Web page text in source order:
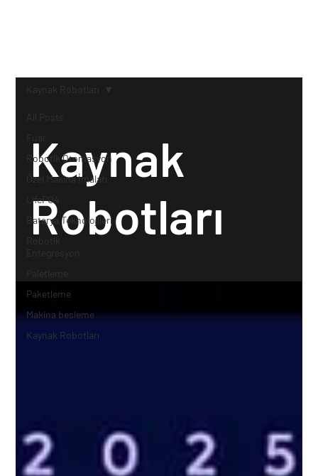
All Posts
Fuar
Robotik Otomasyon
Özel Makina İmalatı
LifePO4
Batarya Teknolojileri
Robotik
Entegrasyon
Paletleme
Paketleme
Makina besleme
Kaynak Robotları
Kaynak Robotları
Kaynak
Robotları